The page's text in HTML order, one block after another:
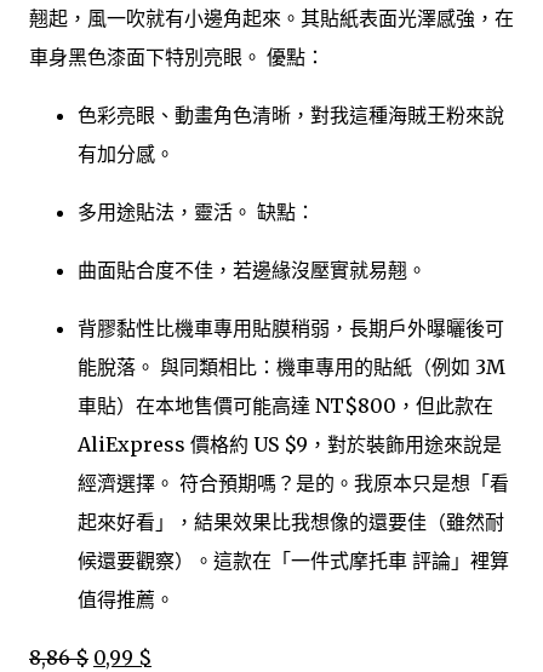
翹起，風一吹就有小邊角起來。其貼紙表面光澤感強，在
車身黑色漆面下特別亮眼。 優點：
色彩亮眼、動畫角色清晰，對我這種海賊王粉來說
有加分感。
多用途貼法，靈活。 缺點：
曲面貼合度不佳，若邊緣沒壓實就易翹。
背膠黏性比機車專用貼膜稍弱，長期戶外曝曬後可
能脫落。 與同類相比：機車專用的貼紙（例如 3M
車貼）在本地售價可能高達 NT$800，但此款在
AliExpress 價格約 US $9，對於裝飾用途來說是
經濟選擇。 符合預期嗎？是的。我原本只是想「看
起來好看」，結果效果比我想像的還要佳（雖然耐
候還要觀察）。這款在「一件式摩托車 評論」裡算
值得推薦。
8,86 $ 0,99 $